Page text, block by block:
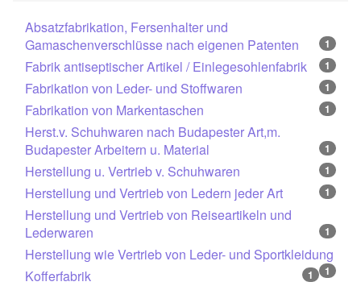
Absatzfabrikation, Fersenhalter und
Gamaschenverschlüsse nach eigenen Patenten
1
Fabrik antiseptischer Artikel / Einlegesohlenfabrik 1
Fabrikation von Leder- und Stoffwaren 1
Fabrikation von Markentaschen 1
Herst.v. Schuhwaren nach Budapester Art,m.
Budapester Arbeitern u. Material
1
Herstellung u. Vertrieb v. Schuhwaren 1
Herstellung und Vertrieb von Ledern jeder Art 1
Herstellung und Vertrieb von Reiseartikeln und
Lederwaren
1
Herstellung wie Vertrieb von Leder- und Sportkleidung
1
Kofferfabrik 1